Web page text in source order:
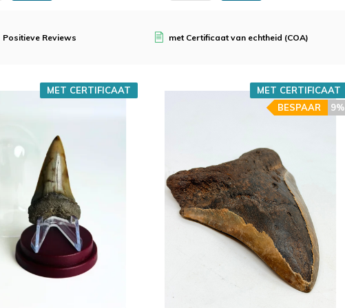
Positieve Reviews met Certificaat van echtheid (COA)
MET CERTIFICAAT
MET CERTIFICAAT
9%
BESPAAR